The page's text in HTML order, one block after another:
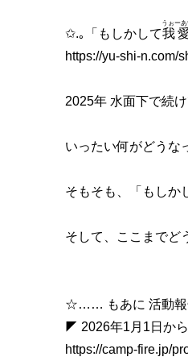
✩.｡「もしかして我
うぉー
https://yu-shi-n.com/
2025年 水面下で続
いったい何がどうな
そもそも、「もしか
そして、ここまでど
☆…… もあに 活動
◤ 2026年1月1日か
https://camp-fire.jp/